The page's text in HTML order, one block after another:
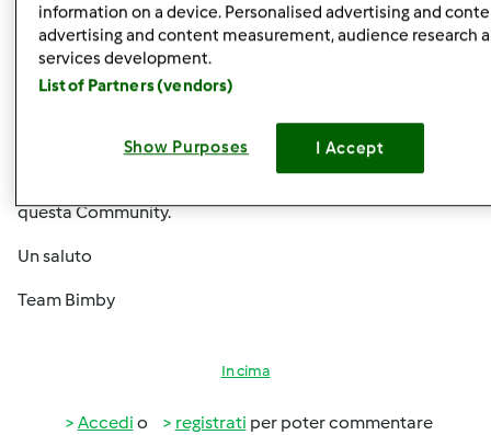
Ciò che vogliamo garantire è l’assoluta qualità e
robustezza di questo prodotto e come ha giustamente
suggerito veronica-ao, se non ha ancora assistito ad una
https://bimby.vorwerk.it/it/per-averlo/.Intanto
questa Community.
Un saluto
Team Bimby
In cima
Accedi o registrati per poter commentare
information on a device. Personalised advertising and
advertising and content measurement, audience research
services development.
List of Partners (vendors)
Show Purposes I Accept